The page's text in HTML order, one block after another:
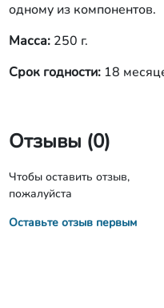
одному из компонентов.
Масса: 250 г.
Срок годности: 18
Отзывы (0)
Чтобы оставить отзыв,
пожалуйста
Оставьте отзыв первым